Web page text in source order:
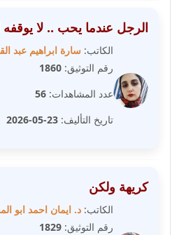
مدونة سارة القصبي
عاملة
مدونة سارة سعيد
عاملة
مدونة سالي علاء الدين
عاملة
مدونة سامح طلعت
الرجل عندما يحب .. لا يوقفه
الكاتب: سارة ابراهيم عبد
رقم التوثيق: 1860
عدد المشاهدات: 56
تاريخ التأليف: 23-05-2026
كريهة ولكن
الكاتب: د. ايمان احمد ابو
رقم التوثيق: 1829